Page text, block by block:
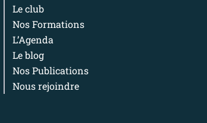
Le club
Nos Formations
L’Agenda
Le blog
Nos Publications
Nous rejoindre